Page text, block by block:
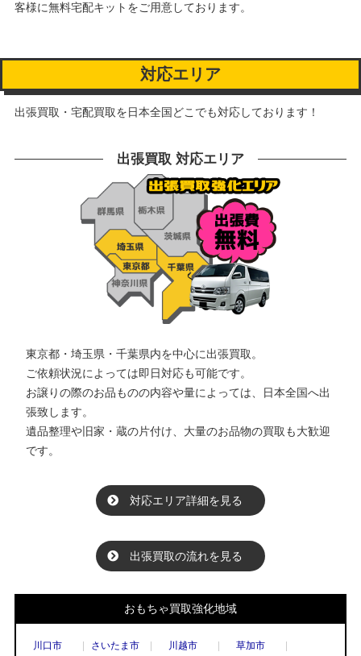
客様に無料宅配キットをご用意しております。
対応エリア
出張買取・宅配買取を日本全国どこでも対応しております！
出張買取 対応エリア
東京都・埼玉県・千葉県内を中心に出張買取。
ご依頼状況によっては即日対応も可能です。
お譲りの際のお品ものの内容や量によっては、日本全国へ出
張致します。
遺品整理や旧家・蔵の片付け、大量のお品物の買取も大歓迎
です。
対応エリア詳細を見る
出張買取の流れを見る
おもちゃ買取強化地域
川口市 さいたま市 川越市
草加市